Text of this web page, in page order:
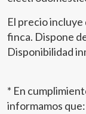
El precio incluye
finca. Dispone
Disponibilidad
* En
informamos que: